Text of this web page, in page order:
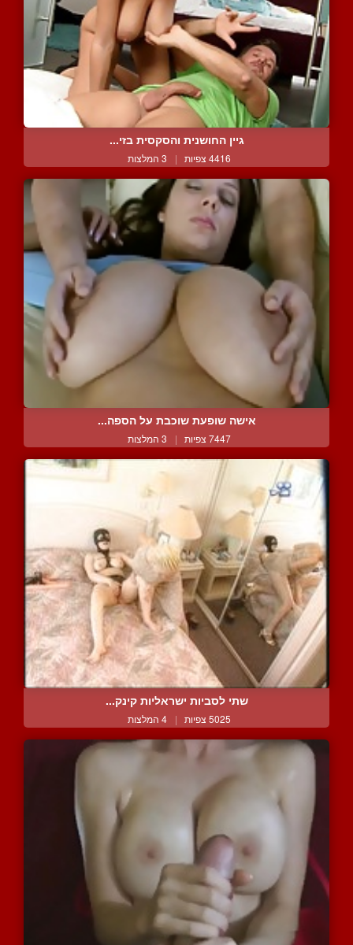
גיין החושנית והסקסית בזי...
4416 צפיות | 3 המלצות
אישה שופעת שוכבת על הספה...
7447 צפיות | 3 המלצות
שתי לסביות ישראליות קינק...
5025 צפיות | 4 המלצות